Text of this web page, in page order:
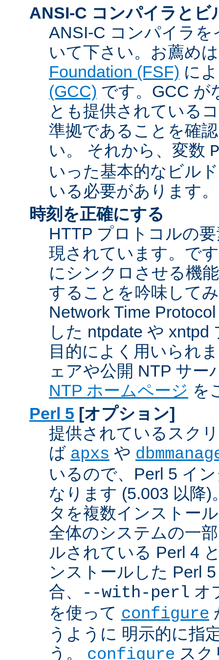
ANSI-C コンパイラとビ
ANSI-C コンパイラ
いて下さい。お薦め
Foundation (FSF) に
(GCC) です。GCC が
とも提供されている
準拠であることを確
い。 それから、変数
いった基本的なビル
いる必要があります。
時刻を正確にする
HTTP プロトコルの
現されています。で
にシンクロさせる機
することを吟味して
Network Time
した ntpdate や
目的によく用いられ
ェアや公開 NTP サー
NTP ホームページ を
Perl 5 [オプション]
提供されているスク
ば apxs や
いるので、Perl 5 イ
なります (5.003 以降
タを複数インストー
全体のシステムの一
ルされている Perl 4
ンストールした Perl
合、
--with-perl オ
を使って configure
うように 明示的に指
う。 configure スク